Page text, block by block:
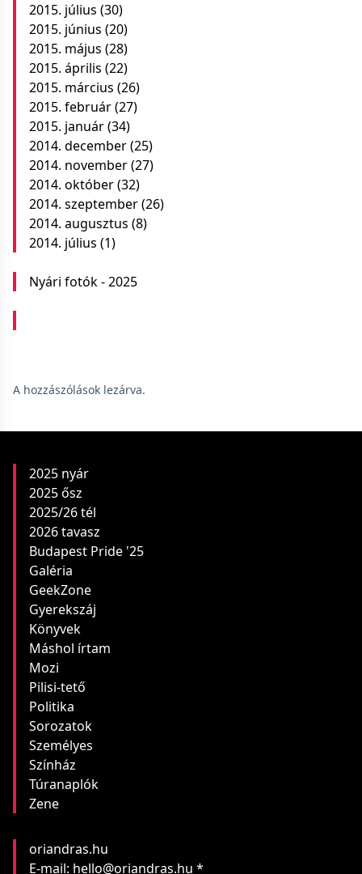
2015. július (30)
2015. június (20)
2015. május (28)
2015. április (22)
2015. március (26)
2015. február(27)
2015. január(34)
2014. december(25)
2014. november(27)
2014. október(32)
2014. szeptember(26)
2014. augusztus (8)
2014. július (1)
Nyári fotók - 2025
A hozzászólások lezárva.
2025 nyár
2025 ősz
2025/26 tél
2026 tavasz
Budapest Pride '25
Galéria
GeekZone
Gyerekszáj
Könyvek
Máshol írtam
Mozi
Pilisi-tető
Politika
Sorozatok
Személyes
Színház
Túranaplók
Zene
oriandras.hu
E-mail: hello@oriandras.hu *